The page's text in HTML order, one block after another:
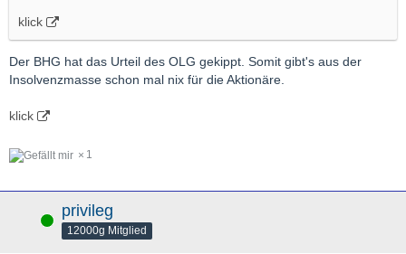
klick
Der BHG hat das Urteil des OLG gekippt. Somit gibt's aus der
Insolvenzmasse schon mal nix für die Aktionäre.
klick
1
Online privileg
12000g Mitglied